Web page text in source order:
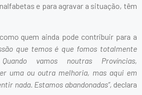
e para agravar a situação, têm
quem ainda pode contribuir para a
que temos é que fomos totalmente
vamos noutras Províncias,
uma ou outra melhoria, mas aqui em
nada. Estamos abandonadas”, declara